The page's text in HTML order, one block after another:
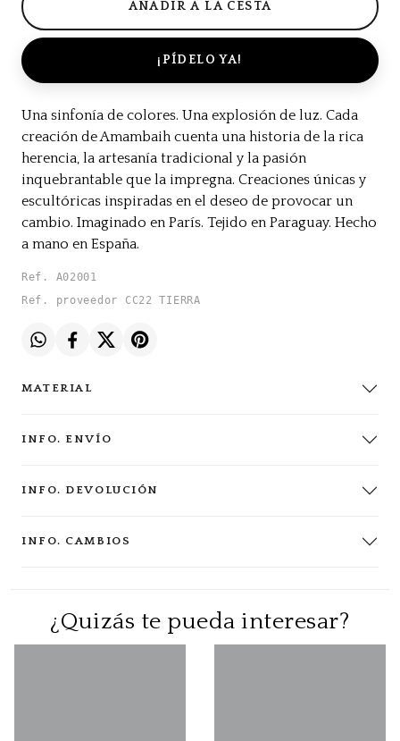
¡PÍDELO YA!
Una sinfonía de colores. Una explosión de luz. Cada
creación de Amambaih cuenta una historia de la rica
herencia, la artesanía tradicional y la pasión
inquebrantable que la impregna. Creaciones únicas y
escultóricas inspiradas en el deseo de provocar un
cambio. Imaginado en París. Tejido en Paraguay. Hecho
a mano en España.
Ref. A02001
Ref. proveedor CC22 TIERRA
MATERIAL
INFO. ENVÍO
INFO. DEVOLUCIÓN
INFO. CAMBIOS
¿Quizás te pueda interesar?